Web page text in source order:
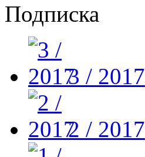
Подписка
3 / 2017
2 / 2017